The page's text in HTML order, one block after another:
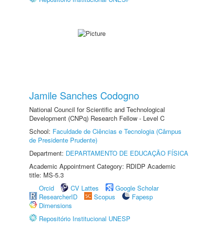
Jamile Sanches Codogno
National Council for Scientific and Technological
Development (CNPq) Research Fellow - Level C
School: Faculdade de Ciências e Tecnologia (Câmpus
de Presidente Prudente)
Department: DEPARTAMENTO DE EDUCAÇÃO FÍSICA
Academic Appointment Category: RDIDP Academic
title: MS-5.3
Orcid
CV Lattes
Google Scholar
ResearcherID
Scopus
Fapesp
Dimensions
Repositório Institucional UNESP